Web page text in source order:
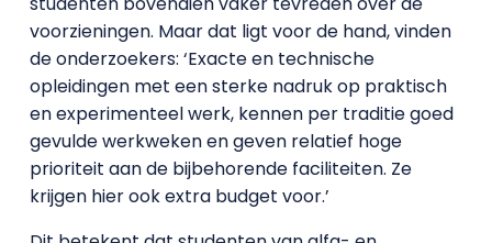
voorzieningen. Maar dat ligt voor de hand, vinden
de onderzoekers: ‘Exacte en technische
opleidingen met een sterke nadruk op praktisch
en experimenteel werk, kennen per traditie goed
gevulde werkweken en geven relatief hoge
prioriteit aan de bijbehorende faciliteiten. Ze
krijgen hier ook extra budget voor.’